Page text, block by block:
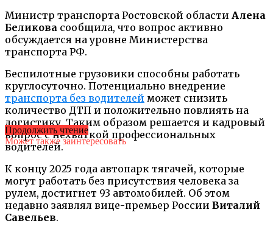
Министр транспорта Ростовской области Алена
Беликова сообщила, что вопрос активно
обсуждается на уровне Министерства
транспорта РФ.
Беспилотные грузовики способны работать
круглосуточно. Потенциально внедрение
транспорта без водителей может снизить
количество ДТП и положительно повлиять на
логистику. Таким образом решается и кадровый
вопрос с нехваткой профессиональных
водителей.
К концу 2025 года автопарк тягачей, которые
могут работать без присутствия человека за
рулем, достигнет 93 автомобилей. Об этом
недавно заявлял вице-премьер России Виталий
Савельев.
Продолжить чтение
Может также заинтересовать